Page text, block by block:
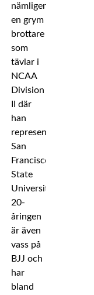
nämligen
en grym
brottare
som
tävlar i
NCAA
Division
II där
han
representerar
San
Francisco
State
University.
20-
åringen
är även
vass på
BJJ och
har
bland